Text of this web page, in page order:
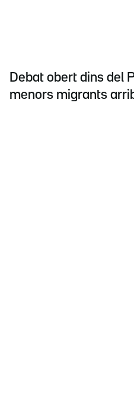
Debat obert dins del
menors migrants